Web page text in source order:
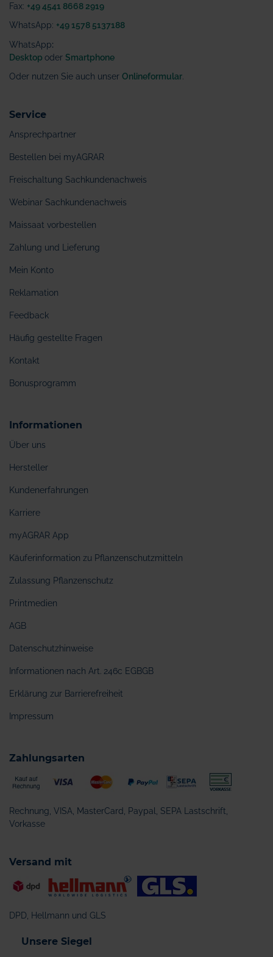
Fax: +49 4541 8668 2919
WhatsApp: +49 1578 5137188
WhatsApp:
Desktop oder Smartphone
Oder nutzen Sie auch unser Onlineformular
Service
Ansprechpartner
Bestellen bei myAGRAR
Freischaltung Sachkundenachweis
Webinar Sachkundenachweis
Maissaat vorbestellen
Zahlung und Lieferung
Mein Konto
Reklamation
Feedback
Häufig gestellte Fragen
Kontakt
Bonusprogramm
Informationen
Über uns
Hersteller
Kundenerfahrungen
Karriere
myAGRAR App
Käuferinformation zu Pflanzenschutzmitteln
Zulassung Pflanzenschutz
Printmedien
AGB
Datenschutzhinweise
Informationen nach Art. 246c EGBGB
Erklärung zur Barrierefreiheit
Impressum
Zahlungsarten
Rechnung, VISA, MasterCard, Paypal, SEPA Lastschrift,
Vorkasse
Versand mit
DPD, Hellmann und GLS
Unsere Siegel